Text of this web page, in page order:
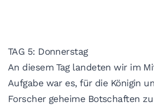
TAG 5: Donnerstag
An diesem Tag landeten wir im
Aufgabe war es, für die Königin
Forscher geheime Botschaften zu